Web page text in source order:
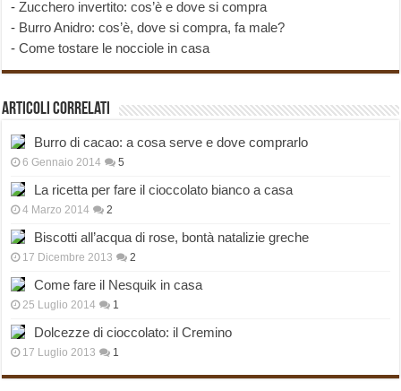
-Zucchero invertito: cos’è e dove si compra
- Burro Anidro: cos’è, dove si compra, fa male?
-Come tostare le nocciole in casa
Articoli correlati
Burro di cacao: a cosa serve e dove comprarlo
6 Gennaio 2014 5
La ricetta per fare il cioccolato bianco a casa
4 Marzo 2014 2
Biscotti all’acqua di rose, bontà natalizie greche
17 Dicembre 2013 2
Come fare il Nesquik in casa
25 Luglio 2014 1
Dolcezze di cioccolato: il Cremino
17 Luglio 2013 1